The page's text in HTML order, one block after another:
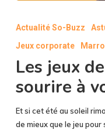
de
l’été
donnez
le
à
vos
Actualité So-Buzz
Jeux corporate
Les jeux
sourire à
Et si cet été au soleil
de mieux que le jeu